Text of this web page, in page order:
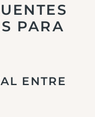
PARA
ENTRE